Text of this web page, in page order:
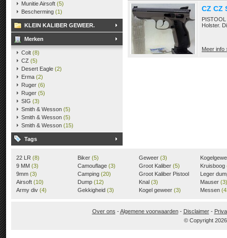
Munitie Airsoft (5)
Bescherming (1)
KLEIN KALIBER GEWEER.
Merken
Colt (8)
CZ (5)
Desert Eagle (2)
Erma (2)
Ruger (6)
Ruger (5)
SIG (3)
Smith & Wesson (5)
Smith & Wesson (5)
Smith & Wesson (15)
Tags
CZ CZ
Holster.
Meer info
22 LR (8)
9 MM (3)
9mm (3)
Airsoft (10)
Army div (4)
Biker (5)
Camouflage (3)
Camping (20)
Dump (12)
Gekkigheid (3)
Geweer (3)
Groot Kaliber (5)
Groot Kaliber Pistool
(3)
Knal (3)
Kogel geweer (3)
Kruisboog
Leger
Mauser (3)
Messen
Over ons -Algemene voorwaarden- Disclaimer-
© Copyright